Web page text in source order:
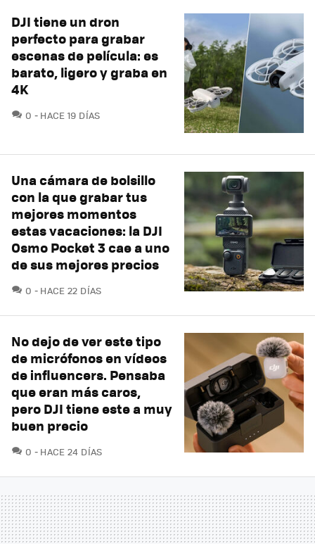
DJI tiene un dron
perfecto para grabar
escenas de película: es
barato, ligero y graba en
4K
0 COMENTARIOS
HACE 19 DÍAS
Una cámara de bolsillo
con la que grabar tus
mejores momentos
estas vacaciones: la DJI
Osmo Pocket 3 cae a uno
de sus mejores precios
0 COMENTARIOS
HACE 22 DÍAS
No dejo de ver este tipo
de micrófonos en vídeos
de influencers. Pensaba
que eran más caros,
pero DJI tiene este a muy
buen precio
0 COMENTARIOS
HACE 24 DÍAS